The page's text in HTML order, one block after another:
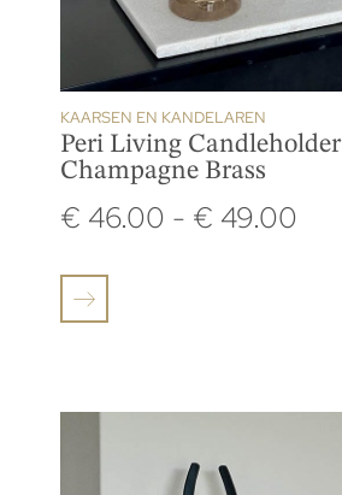
KAARSEN EN KANDELAREN
Peri Living Candleholder
Champagne Brass
€ 46.00 - € 49.00